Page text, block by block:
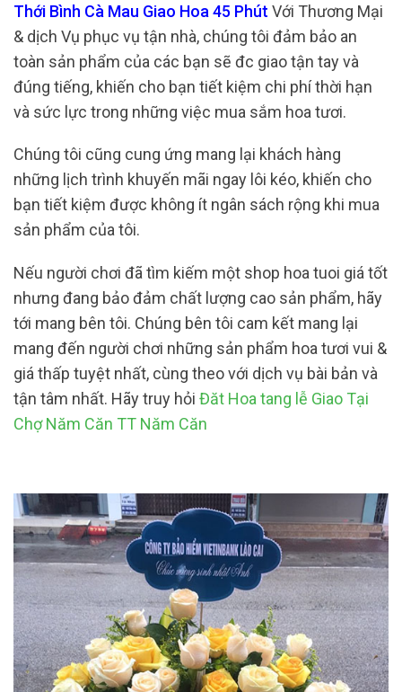
Thới Bình Cà Mau Giao Hoa 45 Phút Với Thương Mại
& dịch Vụ phục vụ tận nhà, chúng tôi đảm bảo an
toàn sản phẩm của các bạn sẽ đc giao tận tay và
đúng tiếng, khiến cho bạn tiết kiệm chi phí thời hạn
và sức lực trong những việc mua sắm hoa tươi.
Chúng tôi cũng cung ứng mang lại khách hàng
những lịch trình khuyến mãi ngay lôi kéo, khiến cho
bạn tiết kiệm được không ít ngân sách rộng khi mua
sản phẩm của tôi.
Nếu người chơi đã tìm kiếm một shop hoa tuoi giá tốt
nhưng đang bảo đảm chất lượng cao sản phẩm, hãy
tới mang bên tôi. Chúng bên tôi cam kết mang lại
mang đến người chơi những sản phẩm hoa tươi vui &
giá thấp tuyệt nhất, cùng theo với dịch vụ bài bản và
tận tâm nhất. Hãy truy hỏi Đăt Hoa tang lễ Giao Tại
Chợ Năm Căn TT Năm Căn